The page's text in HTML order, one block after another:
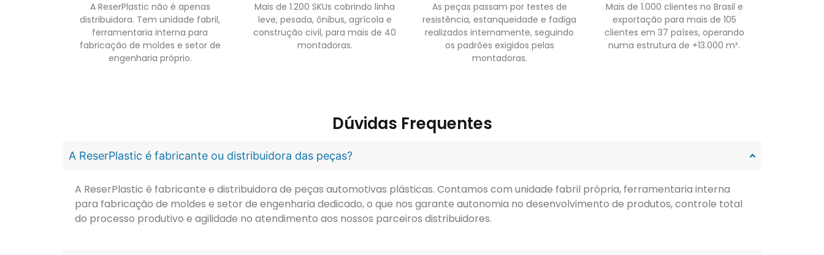
A ReserPlastic não é apenas
distribuidora. Tem unidade fabril,
ferramentaria interna para
fabricação de moldes e setor de
engenharia próprio.
Mais de 1.200 SKUs cobrindo linha
leve, pesada, ônibus, agrícola e
construção civil, para mais de 40
montadoras.
As peças passam por testes de
resistência, estanqueidade e fadiga
realizados internamente, seguindo
os padrões exigidos pelas
montadoras.
Mais de 1.000 clientes no Brasil e
exportação para mais de 105
clientes em 37 países, operando
numa estrutura de +13.000 m².
Dúvidas Frequentes
A ReserPlastic é fabricante ou distribuidora das peças?
A ReserPlastic é fabricante e distribuidora de peças automotivas plásticas. Contamos com unidade fabril própria, ferramentaria interna
para fabricação de moldes e setor de engenharia dedicado, o que nos garante autonomia no desenvolvimento de produtos, controle total
do processo produtivo e agilidade no atendimento aos nossos parceiros distribuidores.